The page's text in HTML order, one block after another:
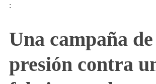
:
Una campaña de
presión contra